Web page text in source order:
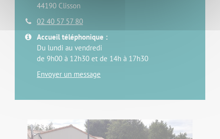
44190 Clisson
02 40 57 57 80
Accueil téléphonique :
Du lundi au vendredi
de 9h00 à 12h30 et de 14h à 17h30
Envoyer un message